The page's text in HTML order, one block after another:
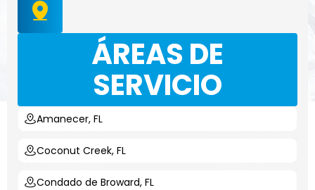
ÁREAS DE
SERVICIO
Amanecer, FL
Coconut Creek, FL
Condado de Broward, FL